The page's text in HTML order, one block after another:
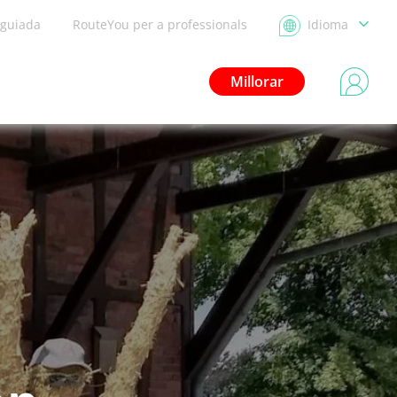
RouteYou per a professionals Idioma
Millorar